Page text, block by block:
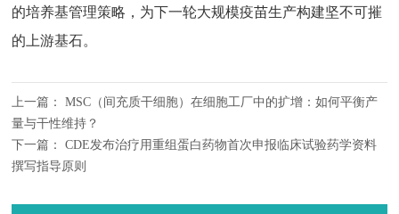
的培养基管理策略，为下一轮大规模疫苗生产构建坚不可摧
的上游基石。
上一篇：MSC（间充质干细胞）在细胞工厂中的扩增：如何平衡产
量与干性维持？
下一篇：CDE发布治疗用重组蛋白药物首次申报临床试验药学资料
撰写指导原则